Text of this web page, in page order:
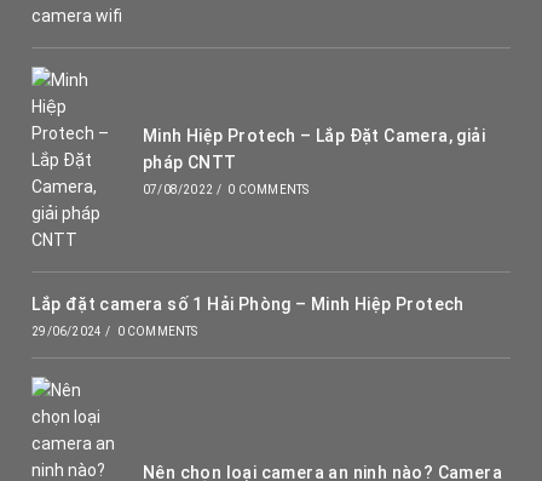
Minh Hiệp Protech – Lắp Đặt Camera, giải
pháp CNTT
07/08/2022 / 0 COMMENTS
Lắp đặt camera số 1 Hải Phòng – Minh Hiệp Protech
29/06/2024 / 0 COMMENTS
Nên chọn loại camera an ninh nào? Camera